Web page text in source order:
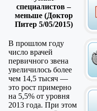
специалистов –
меньше (Доктор
Питер 5/05/2015)
В прошлом году
число врачей
первичного звена
увеличилось более
чем 14,5 тысяч —
это рост примерно
на 5,5% от уровня
2013 года. При этом